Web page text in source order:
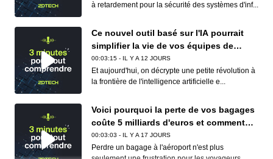
à retardement pour la sécurité des systèmes d'inf...
Ce nouvel outil basé sur l'IA pourrait
simplifier la vie de vos équipes de
conformité (et de vos développeurs)
00:03:15 - IL Y A 12 JOURS
Et aujourd'hui, on décrypte une petite révolution à
la frontière de l'intelligence artificielle e...
Voici pourquoi la perte de vos bagages
coûte 5 milliards d'euros et comment
Apple et Google réduisent déjà ce
cauchemar logistique
00:03:03 - IL Y A 17 JOURS
Perdre un bagage à l'aéroport n'est plus